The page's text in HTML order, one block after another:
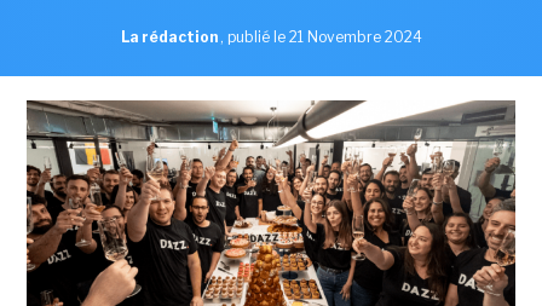
La rédaction , publié le 21 Novembre 2024